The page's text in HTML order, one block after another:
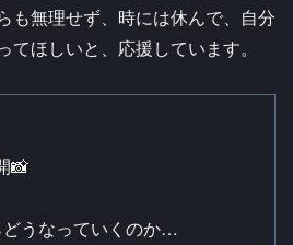
も無理せず、時には休んで、自分
ほしいと、応援しています。
📸
うなっていくのか…